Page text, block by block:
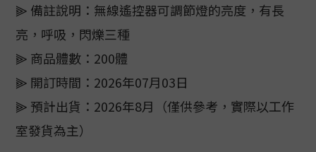
⫸ 備註說明：無線遙控器可調節燈的亮度，有長
亮，呼吸，閃爍三種
⫸ 商品體數：200體
⫸ 開訂時間：2026年07月03日
⫸ 預計出貨：2026年8月（僅供參考，實際以工作
室發貨為主）